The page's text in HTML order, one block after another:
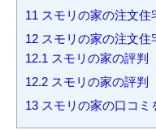
11 スモリの家の注文
12 スモリの家の注文住
12.1 スモリの家の評判
12.2 スモリの家の評
13 スモリの家の口コミ